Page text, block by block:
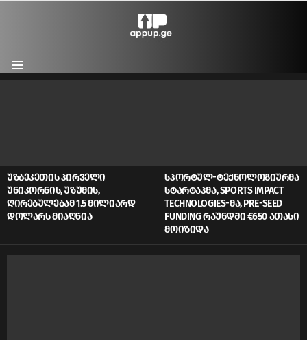
Menu
ᲣᲖᲑᲔᲙᲔᲗᲘᲡ ᲞᲘᲠᲕᲔᲚᲘ
ᲣᲜᲘᲙᲝᲠᲜᲘᲡ, ᲣᲖᲣᲛᲘᲡ,
ᲦᲘᲠᲔᲑᲣᲚᲔᲑᲐᲛ 1.5 ᲛᲘᲚᲘᲐᲠᲓ
ᲓᲝᲚᲐᲠᲡ ᲛᲘᲐᲦᲬᲘᲐ
ᲡᲞᲝᲠᲢᲣᲚ-ᲢᲔᲥᲜᲝᲚᲝᲒᲘᲣᲠᲛᲐ
ᲡᲢᲐᲠᲢᲐᲞᲛᲐ, SPORTS IMPACT
TECHNOLOGIES-ᲛᲐ, PRE-SEED
FUNDING ᲠᲐᲣᲜᲓᲨᲘ €650 ᲐᲗᲐᲡᲘ
ᲛᲝᲘᲖᲘᲓᲐ